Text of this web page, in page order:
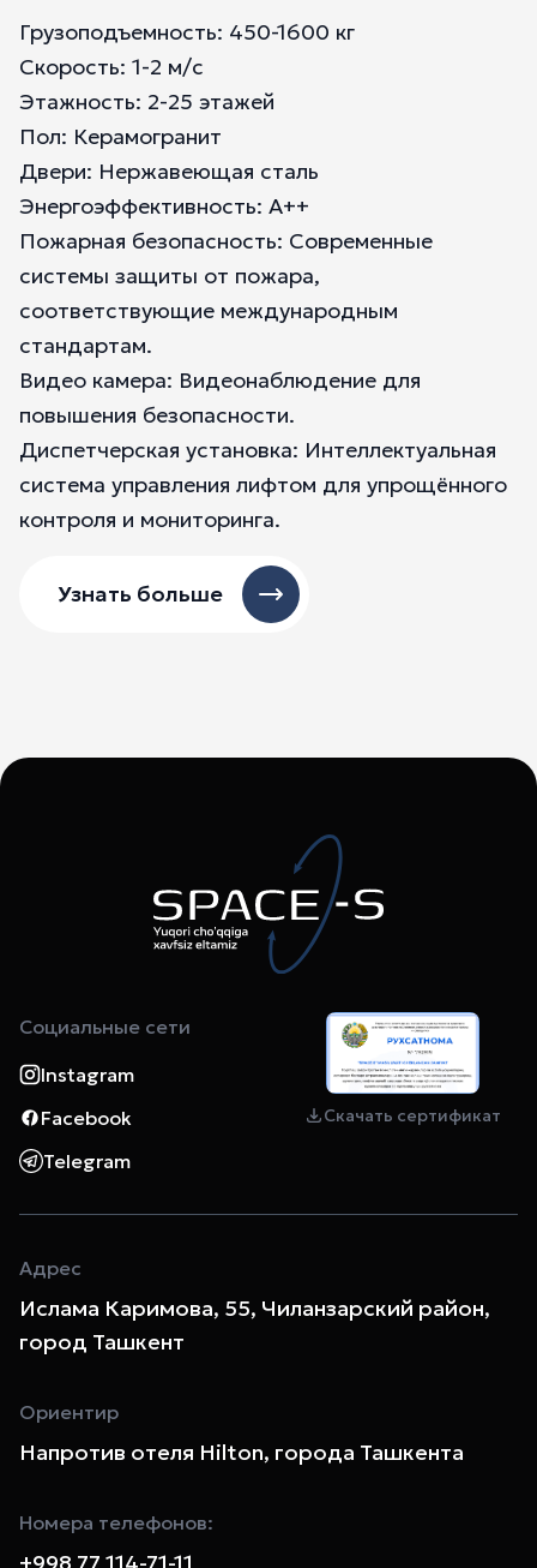
Грузоподъемность: 450-1600 кг
Скорость: 1-2 м/с
Этажность: 2-25 этажей
Пол: Керамогранит
Двери: Нержавеющая сталь
Энергоэффективность: А++
Пожарная безопасность: Современные
системы защиты от пожара,
соответствующие международным
стандартам.
Видео камера: Видеонаблюдение для
повышения безопасности.
Диспетчерская установка: Интеллектуальная
система управления лифтом для упрощённого
контроля и мониторинга.
Узнать больше
Социальные сети
Instagram
Facebook
Telegram
Скачать сертификат
Адрес
Ислама Каримова, 55, Чиланзарский район,
город Ташкент
Ориентир
Напротив отеля Hilton, города Ташкента
Номера телефонов:
+998 77 114-71-11